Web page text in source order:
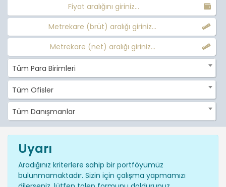
Fiyat aralığını giriniz...
Metrekare (brüt) aralığı giriniz...
Metrekare (net) aralığı giriniz...
Tüm Para Birimleri
Tüm Ofisler
Tüm Danışmanlar
Uyarı
Aradığınız kriterlere sahip bir portföyümüz
bulunmamaktadır. Sizin için çalışma yapmamızı